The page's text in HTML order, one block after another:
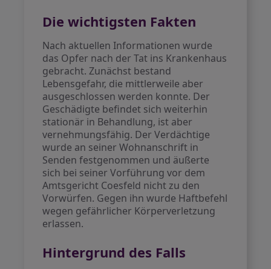
Die wichtigsten Fakten
Nach aktuellen Informationen wurde
das Opfer nach der Tat ins Krankenhaus
gebracht. Zunächst bestand
Lebensgefahr, die mittlerweile aber
ausgeschlossen werden konnte. Der
Geschädigte befindet sich weiterhin
stationär in Behandlung, ist aber
vernehmungsfähig. Der Verdächtige
wurde an seiner Wohnanschrift in
Senden festgenommen und äußerte
sich bei seiner Vorführung vor dem
Amtsgericht Coesfeld nicht zu den
Vorwürfen. Gegen ihn wurde Haftbefehl
wegen gefährlicher Körperverletzung
erlassen.
Hintergrund des Falls